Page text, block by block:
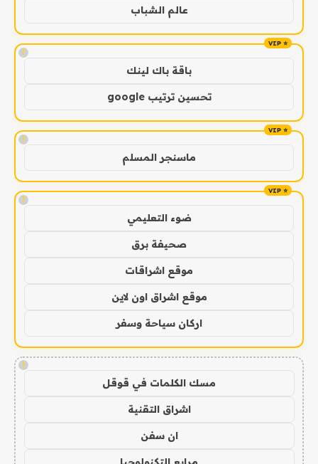
عالم الشباب
!
باقة باك لينك
تحسين ترتيب google
!
ماسنجر المسلم
!
ضوء التعليمي
صحيفة برق
موقع اشراقات
موقع اشراق اون لاين
اركان سياحة وسفر
!
مسك الكلمات في قوقل
اشراق التقنية
ان سفن